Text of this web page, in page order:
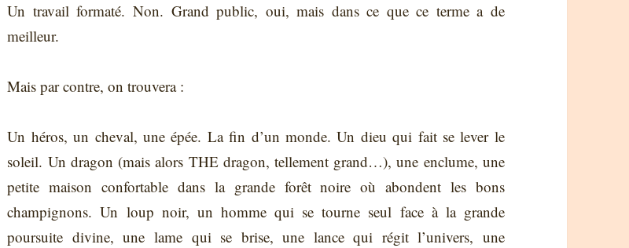
Un travail formaté. Non. Grand public, oui, mais dans ce que ce terme a de
meilleur.
Mais par contre, on trouvera :
Un héros, un cheval, une épée. La fin d’un monde. Un dieu qui fait se lever le
soleil. Un dragon (mais alors THE dragon, tellement grand…), une enclume, une
petite maison confortable dans la grande forêt noire où abondent les bons
champignons. Un loup noir, un homme qui se tourne seul face à la grande
poursuite divine, une lame qui se brise, une lance qui régit l’univers, une